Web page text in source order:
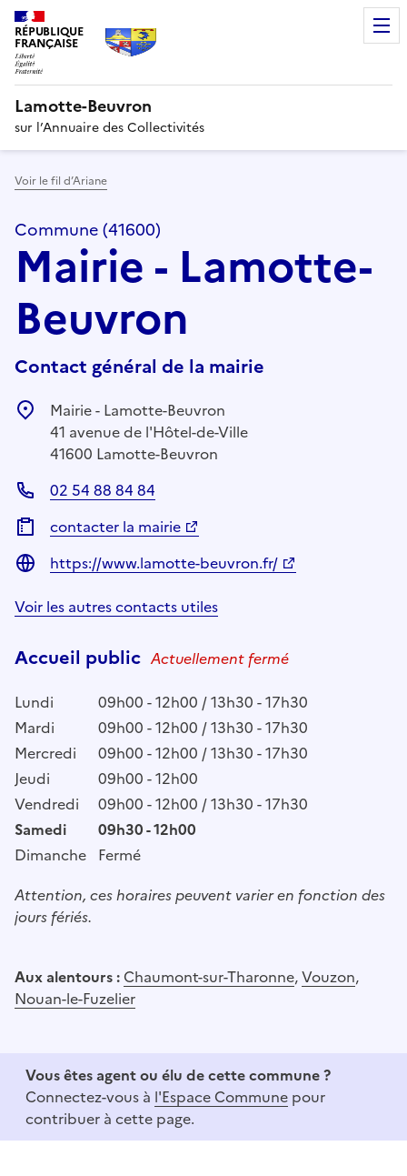
RÉPUBLIQUE
FRANÇAISE
Lamotte-Beuvron
sur l’Annuaire des Collectivités
Voir le fil d’Ariane
Commune (41600)
Mairie - Lamotte-
Beuvron
Contact général de la mairie
Mairie - Lamotte-Beuvron
41 avenue de l'Hôtel-de-Ville
41600 Lamotte-Beuvron
02 54 88 84 84
contacter la mairie
https://www.lamotte-beuvron.fr/
Voir les autres contacts utiles
Accueil public Actuellement fermé
Lundi
09h00 - 12h00 / 13h30 - 17h30
Mardi
09h00 - 12h00 / 13h30 - 17h30
Mercredi
09h00 - 12h00 / 13h30 - 17h30
Jeudi
09h00 - 12h00
Vendredi
09h00 - 12h00 / 13h30 - 17h30
Samedi
09h30 - 12h00
Dimanche Fermé
Attention, ces horaires peuvent varier en fonction des
jours fériés.
Aux alentours : Chaumont-sur-Tharonne,Vouzon,
Nouan-le-Fuzelier
Vous êtes agent ou élu de cette commune ?
Connectez-vous à l'Espace Commune pour
contribuer à cette page.